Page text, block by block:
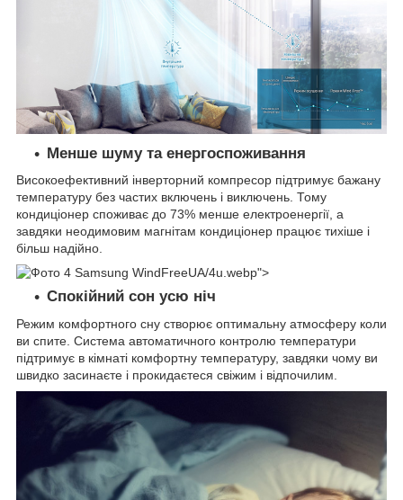
Менше шуму та енергоспоживання
Високоефективний інверторний компресор підтримує бажану
температуру без частих включень і виключень. Тому
кондиціонер споживає до 73% менше електроенергії, а
завдяки неодимовим магнітам кондиціонер працює тихіше і
більш надійно.
UA/4u.webp">
Спокійний сон усю ніч
Режим комфортного сну створює оптимальну атмосферу коли
ви спите. Система автоматичного контролю температури
підтримує в кімнаті комфортну температуру, завдяки чому ви
швидко засинаєте і прокидаєтеся свіжим і відпочилим.